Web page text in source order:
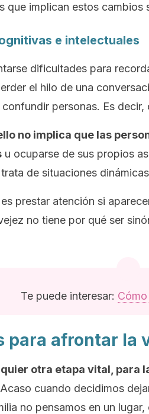
que implican estos cambios
e intelectuales
dificultades para
el hilo de una
personas. Es
no implica que las
u ocuparse de sus propios
de situaciones
prestar atención si
no tiene por qué ser
Te puede interesar:
para afrontar la
otra etapa vital, para
cuando decidimos
no pensamos en un